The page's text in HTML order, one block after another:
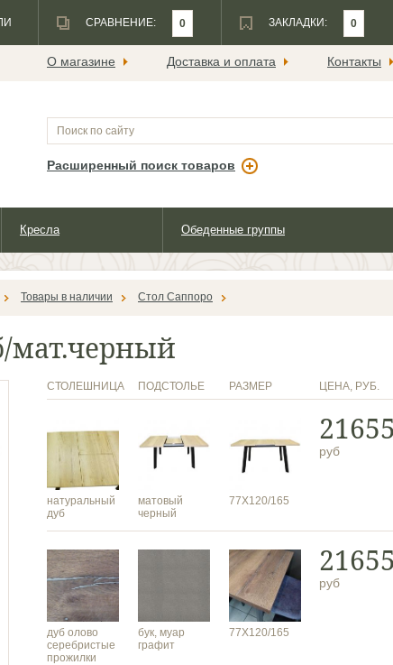
О магазине Доставка и оплата Контакты
Расширенный поиск товаров
Кресла Обеденные группы
Товары в наличии Стол Саппоро
мат.черный
СТОЛЕШНИЦА ПОДСТОЛЬЕ РАЗМЕР ЦЕНА, РУБ.
натуральный
дуб
матовый
черный
77Х120/165
21655
руб
дуб олово
серебристые
прожилки
бук, муар
графит
77Х120/165
21655
руб
СРАВНЕНИЕ: 0 ЗАКЛАДКИ: 0